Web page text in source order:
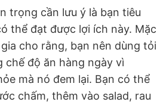
trọng cần lưu ý là bạn tiêu
thể đạt được lợi ích này. Mặc
cho rằng, bạn nên dùng tỏi
độ ăn hàng ngày vì
mà nó đem lại. Bạn có thể
chấm, thêm vào salad, rau